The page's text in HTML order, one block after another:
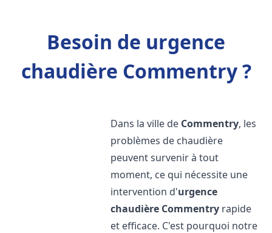
Besoin de urgence
chaudière Commentry ?
Dans la ville de Commentry, les
problèmes de chaudière
peuvent survenir à tout
moment, ce qui nécessite une
intervention d'urgence
chaudière Commentry rapide
et efficace. C'est pourquoi notre